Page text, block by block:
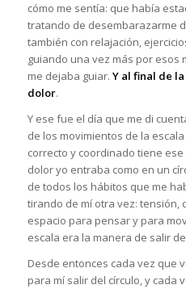
cómo me sentía: que había
tratando de desembarazarme
también con relajación,
guiando una vez más por esos
me dejaba guiar. Y al final de
dolor.
Y ese fue el día que me di
de los movimientos de la
correcto y coordinado tiene
dolor yo entraba como en un
de todos los hábitos que me
tirando de mí otra vez: tensión,
espacio para pensar y para
escala era la manera de salir
Desde entonces cada vez que
para mí salir del círculo, y cada